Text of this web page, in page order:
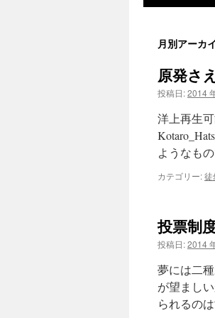
へ月別アーカ
原発さ
投稿日:2014
洋上再生
ようなも
カテゴリー:徒
投票制
投稿日:2014
夢には二
が望まし
られるの